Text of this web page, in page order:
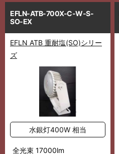
EFLN-ATB-700X-C-W-S-
SO-EX
EFLN ATB 重耐塩(SO)シリー
ズ
水銀灯400W 相当
全光束 17000lm